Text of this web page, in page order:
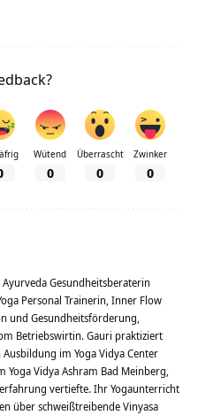
Wütend
0
Überrascht
0
Zwinker
0
Ayurveda Gesundheitsberaterin
Personal Trainerin, Inner Flow
und Gesundheitsförderung,
Betriebswirtin. Gauri praktiziert
im Yoga Vidya Center
Yoga Vidya Ashram Bad Meinberg,
vertiefte. Ihr Yogaunterricht
über schweißtreibende Vinyasa